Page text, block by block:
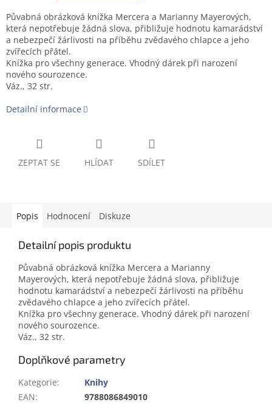
Půvabná obrázková knížka Mercera a Marianny Mayerových,
která nepotřebuje žádná slova, přibližuje hodnotu kamarádství
a nebezpečí žárlivosti na příběhu zvědavého chlapce a jeho
zvířecích přátel.
Knížka pro všechny generace. Vhodný dárek při narození
nového sourozence.
Váz., 32 str.
Detailní informace
ZEPTAT SE HLÍDAT SDÍLET
Popis Hodnocení Diskuze
Detailní popis produktu
Půvabná obrázková knížka Mercera a Marianny
Mayerových, která nepotřebuje žádná slova, přibližuje
hodnotu kamarádství a nebezpečí žárlivosti na příběhu
zvědavého chlapce a jeho zvířecích přátel.
Knížka pro všechny generace. Vhodný dárek při narození
nového sourozence.
Váz., 32 str.
Doplňkové parametry
Kategorie:
Knihy
EAN:
9788086849010